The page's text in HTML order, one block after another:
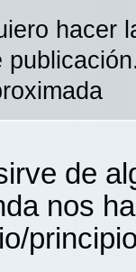
hacer
de
nos